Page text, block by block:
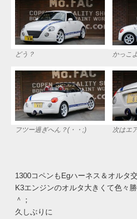
どう？ かっこ
フツー過ぎへん？(・・;) 次はエ
1300コペンもEgハーネス＆オルタ
K3エンジンのオルタ大きくて色々
＾；
久しぶりに